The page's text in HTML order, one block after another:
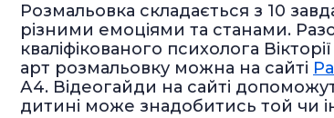
Розмальовка складається з 10
різними емоціями та станами.
кваліфікованого психолога
арт розмальовку можна на сайті
А4. Відеогайди на сайті
дитині може знадобитись той чи